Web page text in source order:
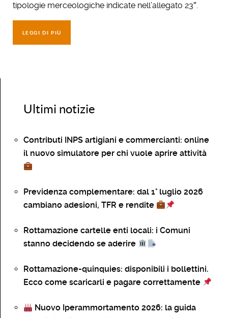
tipologie merceologiche indicate nell’allegato 23″.
LEGGI DI PIÙ
Ultimi notizie
Contributi INPS artigiani e commercianti: online
il nuovo simulatore per chi vuole aprire attività
Previdenza complementare: dal 1° luglio 2026
cambiano adesioni, TFR e rendite
Rottamazione cartelle enti locali: i Comuni
stanno decidendo se aderire
Rottamazione-quinquies: disponibili i bollettini.
Ecco come scaricarli e pagare correttamente
Nuovo Iperammortamento 2026: la guida